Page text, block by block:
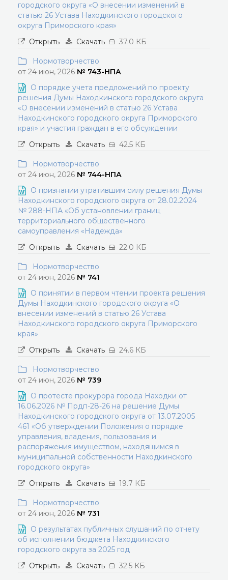
городского округа «О внесении изменений в
статью 26 Устава Находкинского городского
округа Приморского края»
Открыть
Скачать 37.0 КБ
Нормотворчество
от 24 июн, 2026 № 743-НПА
О порядке учета предложений по проекту
решения Думы Находкинского городского округа
«О внесении изменений в статью 26 Устава
Находкинского городского округа Приморского
края» и участия граждан в его обсуждении
Открыть
Скачать 42.5 КБ
Нормотворчество
от 24 июн, 2026 № 744-НПА
О признании утратившим силу решения Думы
Находкинского городского округа от 28.02.2024
№ 288-НПА «Об установлении границ
территориального общественного
самоуправления «Надежда»
Открыть
Скачать 22.0 КБ
Нормотворчество
от 24 июн, 2026 № 741
О принятии в первом чтении проекта решения
Думы Находкинского городского округа «О
внесении изменений в статью 26 Устава
Находкинского городского округа Приморского
края»
Открыть
Скачать 24.6 КБ
Нормотворчество
от 24 июн, 2026 № 739
О протесте прокурора города Находки от
16.06.2026 № Прдп-28-26 на решение Думы
Находкинского городского округа от 13.07.2005
461 «Об утверждении Положения о порядке
управления, владения, пользования и
распоряжения имуществом, находящимся в
муниципальной собственности Находкинского
городского округа»
Открыть
Скачать 19.7 КБ
Нормотворчество
от 24 июн, 2026 № 731
О результатах публичных слушаний по отчету
об исполнении бюджета Находкинского
городского округа за 2025 год
Открыть
Скачать 32.5 КБ